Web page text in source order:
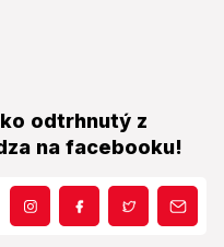
odtrhnutý z
na facebooku!